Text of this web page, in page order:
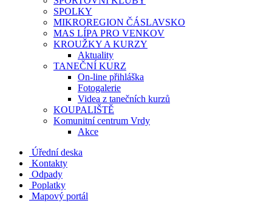
SPOLKY
MIKROREGION ČÁSLAVSKO
MAS LÍPA PRO VENKOV
KROUŽKY A KURZY
Aktuality
TANEČNÍ KURZ
On-line přihláška
Fotogalerie
Videa z tanečních kurzů
KOUPALIŠTĚ
Komunitní centrum Vrdy
Akce
Úřední deska
Kontakty
Odpady
Poplatky
Mapový portál